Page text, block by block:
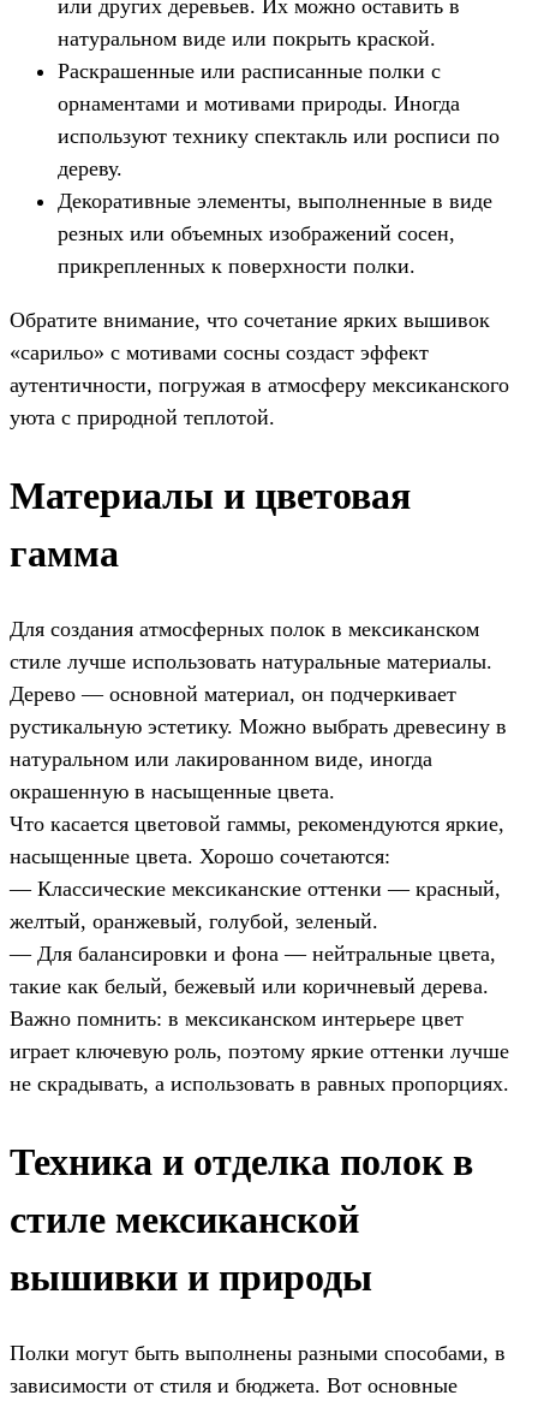
или других деревьев. Их можно оставить в
натуральном виде или покрыть краской.
Раскрашенные или расписанные полки с
орнаментами и мотивами природы. Иногда
используют технику спектакль или росписи по
дереву.
Декоративные элементы, выполненные в виде
резных или объемных изображений сосен,
прикрепленных к поверхности полки.
Обратите внимание, что сочетание ярких вышивок
«сарильо» с мотивами сосны создаст эффект
аутентичности, погружая в атмосферу мексиканского
уюта с природной теплотой.
Материалы и цветовая
гамма
Для создания атмосферных полок в мексиканском
стиле лучше использовать натуральные материалы.
Дерево — основной материал, он подчеркивает
рустикальную эстетику. Можно выбрать древесину в
натуральном или лакированном виде, иногда
окрашенную в насыщенные цвета.
Что касается цветовой гаммы, рекомендуются яркие,
насыщенные цвета. Хорошо сочетаются:
— Классические мексиканские оттенки — красный,
желтый, оранжевый, голубой, зеленый.
— Для балансировки и фона — нейтральные цвета,
такие как белый, бежевый или коричневый дерева.
Важно помнить: в мексиканском интерьере цвет
играет ключевую роль, поэтому яркие оттенки лучше
не скрадывать, а использовать в равных пропорциях.
Техника и отделка полок в
стиле мексиканской
вышивки и природы
Полки могут быть выполнены разными способами, в
зависимости от стиля и бюджета. Вот основные